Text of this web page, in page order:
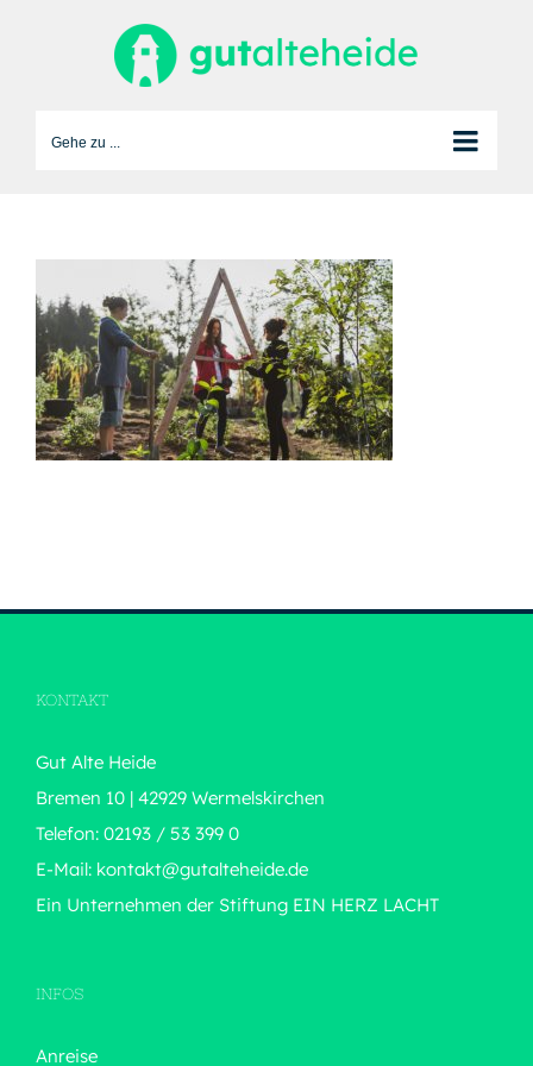
Gehe zu ...
KONTAKT
Gut Alte Heide
Bremen 10 | 42929 Wermelskirchen
Telefon: 02193 / 53 399 0
E-Mail: kontakt@gutalteheide.de
Ein Unternehmen der Stiftung EIN HERZ LACHT
INFOS
Anreise